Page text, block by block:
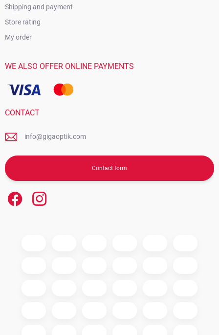
Shipping and payment
Store rating
My order
WE ALSO OFFER ONLINE PAYMENTS
CONTACT
info@gigaoptik.com
Contact form